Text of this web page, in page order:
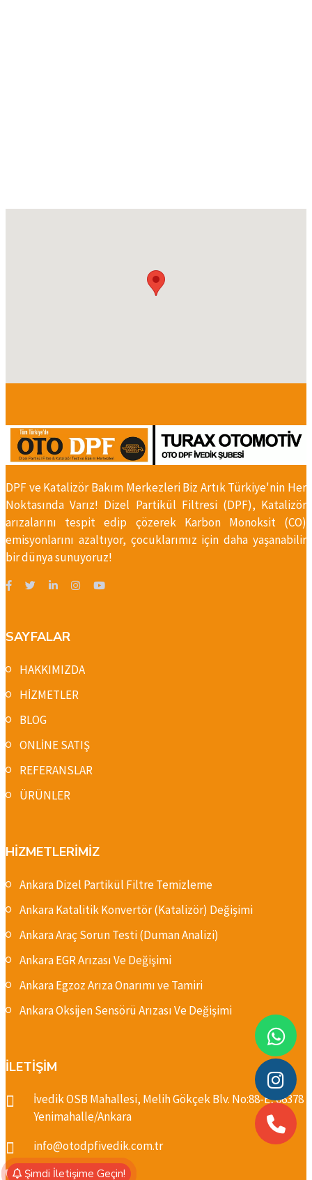
Şimdi İletişime Geçin!
DPF ve Katalizör Bakım Merkezleri Biz Artık Türkiye'nin Her
Noktasında Varız! Dizel Partikül Filtresi (DPF), Katalizör
arızalarını tespit edip çözerek Karbon Monoksit (CO)
emisyonlarını azaltıyor, çocuklarımız için daha yaşanabilir
bir dünya sunuyoruz!
SAYFALAR
HAKKIMIZDA
HİZMETLER
BLOG
ONLİNE SATIŞ
REFERANSLAR
ÜRÜNLER
HİZMETLERİMİZ
Ankara Dizel Partikül Filtre Temizleme
Ankara Katalitik Konvertör (Katalizör) Değişimi
Ankara Araç Sorun Testi (Duman Analizi)
Ankara EGR Arızası Ve Değişimi
Ankara Egzoz Arıza Onarımı ve Tamiri
Ankara Oksijen Sensörü Arızası Ve Değişimi
İLETİŞİM
İvedik OSB Mahallesi, Melih Gökçek Blv. No:88-E, 06378
Yenimahalle/Ankara
info@otodpfivedik.com.tr
+90 501 262 68 35